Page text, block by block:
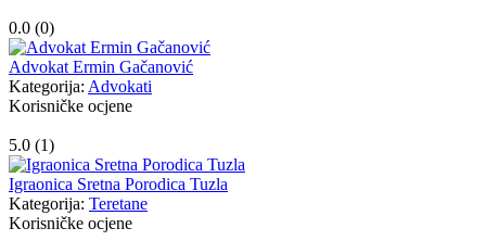
0.0 (0)
Advokat Ermin Gačanović
Kategorija: Advokati
Korisničke ocjene
5.0 (1)
Igraonica Sretna Porodica Tuzla
Kategorija: Teretane
Korisničke ocjene